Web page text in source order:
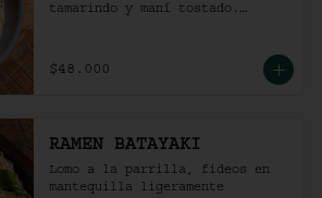
tamarindo y maní tostado.
$48.000
RAMEN BATAYAKI
Lomo a la parrilla, fideos en
mantequilla ligeramente